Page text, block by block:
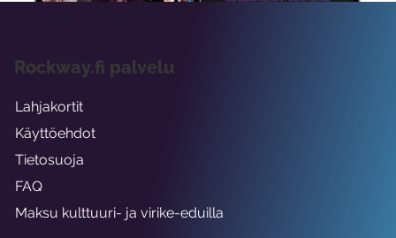
Rockway.fi palvelu
Lahjakortit
Käyttöehdot
Tietosuoja
FAQ
Maksu kulttuuri- ja virike-eduilla